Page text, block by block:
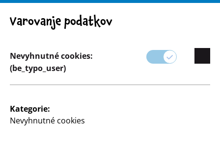
Varovanje podatkov
Nevyhnutné cookies:
(be_typo_user)
Kategorie:
Nevyhnutné cookies